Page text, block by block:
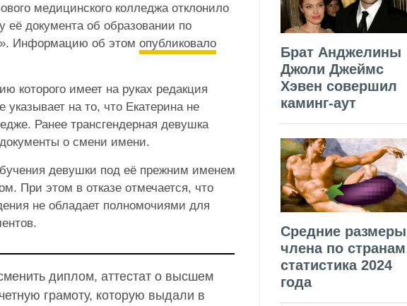
медицинского колледжа отклонило
её документа об образовании по
Информацию об этом опубликовало
которого имеет на руках редакция
указывает на то, что Екатерина не
Ранее трансгендерная девушка
о смени имени.
девушки под её прежним именем
При этом в отказе отмечается, что
не обладает полномочиями для
диплом, аттестат о высшем
грамоту, которую выдали в
Брат Анджелины
Джоли Джеймс
Хэвен совершил
каминг-аут
Средние размеры
члена по
статистика 2024
года